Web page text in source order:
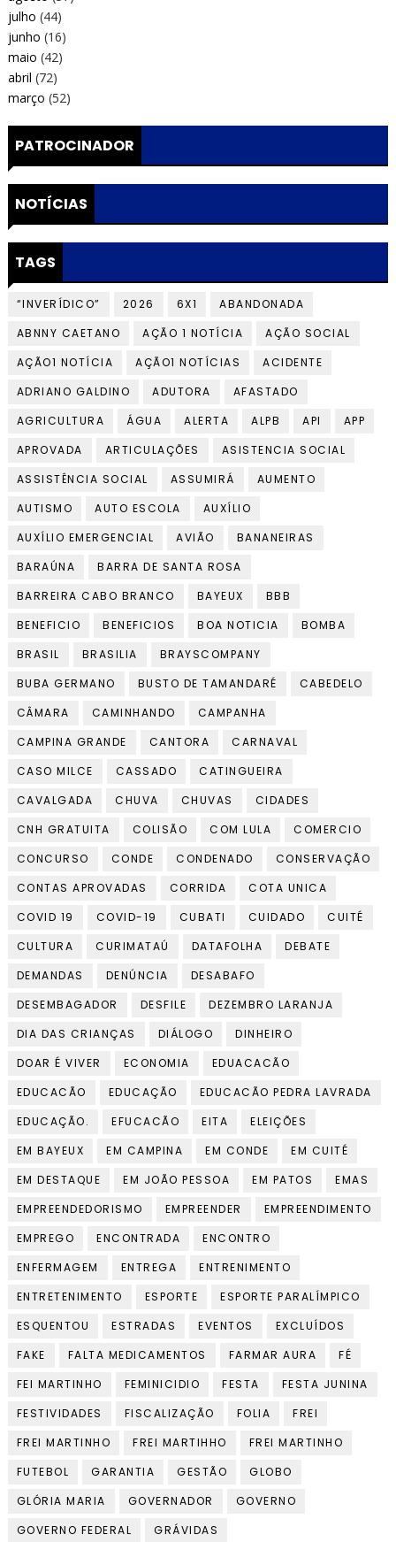
julho (44)
junho (16)
maio (42)
abril (72)
março (52)
PATROCINADOR
NOTÍCIAS
TAGS
“INVERÍDICO” 2026 6X1
ABANDONADA
ABNNY CAETANO
AÇÃO 1 NOTÍCIA
AÇÃO SOCIAL
AÇÃO1 NOTÍCIA
AÇÃO1 NOTÍCIAS
ACIDENTE
ADRIANO GALDINO
ADUTORA
AFASTADO
AGRICULTURA
ÁGUA ALERTA ALPB API
APP
APROVADA
ARTICULAÇÕES
ASISTENCIA SOCIAL
ASSISTÊNCIA SOCIAL
ASSUMIRÁ
AUMENTO
AUTISMO
AUTO ESCOLA
AUXÍLIO
AUXÍLIO EMERGENCIAL
AVIÃO
BANANEIRAS
BARAÚNA
BARRA DE SANTA ROSA
BARREIRA CABO BRANCO
BAYEUX
BBB
BENEFICIO
BENEFICIOS BOA NOTICIA
BOMBA
BRASIL
BRASILIA
BRAYSCOMPANY
BUBA GERMANO
BUSTO DE TAMANDARÉ
CABEDELO
CÂMARA
CAMINHANDO
CAMPANHA
CAMPINA GRANDE
CANTORA
CARNAVAL
CASO MILCE
CASSADO
CATINGUEIRA
CAVALGADA
CHUVA CHUVAS
CIDADES
CNH GRATUITA
COLISÃO COM LULA
COMERCIO
CONCURSO
CONDE CONDENADO
CONSERVAÇÃO
CONTAS APROVADAS
CORRIDA
COTA UNICA
COVID 19
COVID-19 CUBATI CUIDADO
CUITÉ
CULTURA
CURIMATAÚ DATAFOLHA
DEBATE
DEMANDAS
DENÚNCIA
DESABAFO
DESEMBAGADOR
DESFILE
DEZEMBRO LARANJA
DIA DAS CRIANÇAS
DIÁLOGO
DINHEIRO
DOAR É VIVER
ECONOMIA
EDUACACÃO
EDUCACÃO
EDUCAÇÃO
EDUCACÃO PEDRA LAVRADA
EDUCAÇÃO.
EFUCACÃO EITA
ELEIÇÕES
EM BAYEUX
EM CAMPINA EM CONDE
EM CUITÉ
EM DESTAQUE
EM JOÃO PESSOA EM PATOS
EMAS
EMPREENDEDORISMO
EMPREENDER
EMPREENDIMENTO
EMPREGO
ENCONTRADA
ENCONTRO
ENFERMAGEM
ENTREGA
ENTRENIMENTO
ENTRETENIMENTO
ESPORTE
ESPORTE PARALÍMPICO
ESQUENTOU
ESTRADAS EVENTOS
EXCLUÍDOS
FAKE
FALTA MEDICAMENTOS FARMAR AURA
FÉ
FEI MARTINHO
FEMINICIDIO FESTA
FESTA JUNINA
FESTIVIDADES
FISCALIZAÇÃO FOLIA
FREI
FREI MARTINHO
FREI MARTIHHO
FREI MARTINHO
FUTEBOL
GARANTIA GESTÃO
GLOBO
GLÓRIA MARIA
GOVERNADOR
GOVERNO
GOVERNO FEDERAL
GRÁVIDAS